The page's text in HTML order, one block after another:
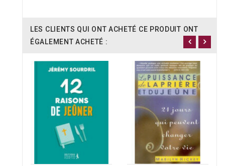
LES CLIENTS QUI ONT ACHETÉ CE PRODUIT ONT
ÉGALEMENT ACHETÉ :